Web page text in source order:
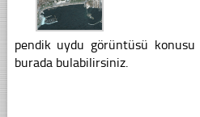
pendik uydu görüntüsü
burada bulabilirsiniz.